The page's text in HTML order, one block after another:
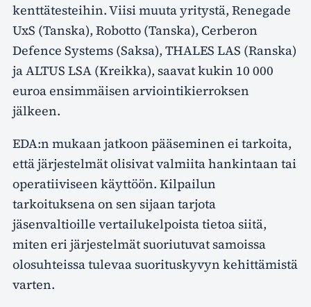
kenttätesteihin. Viisi muuta yritystä, Renegade
UxS (Tanska), Robotto (Tanska), Cerberon
Defence Systems (Saksa), THALES LAS (Ranska)
ja ALTUS LSA (Kreikka), saavat kukin 10 000
euroa ensimmäisen arviointikierroksen
jälkeen.
EDA:n mukaan jatkoon pääseminen ei tarkoita,
että järjestelmät olisivat valmiita hankintaan tai
operatiiviseen käyttöön. Kilpailun
tarkoituksena on sen sijaan tarjota
jäsenvaltioille vertailukelpoista tietoa siitä,
miten eri järjestelmät suoriutuvat samoissa
olosuhteissa tulevaa suorituskyvyn kehittämistä
varten.